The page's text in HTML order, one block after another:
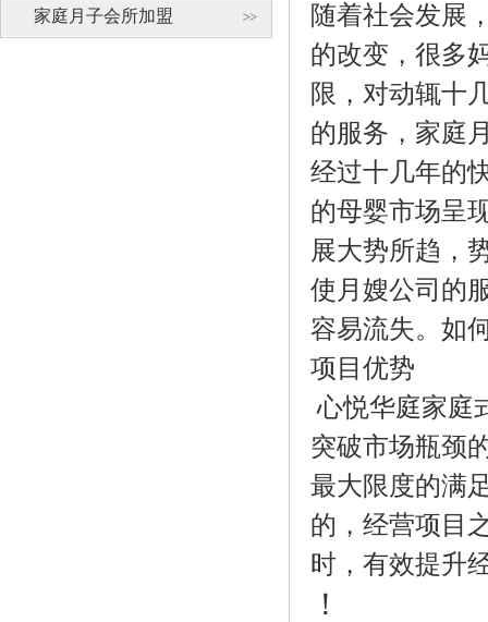
家庭月子会所加盟
随着社会发展
的改变，很多
限，对动辄十
的服务，家庭
经过十几年的
的母婴市场呈
展大势所趋，
使月嫂公司的
容易流失。如
项目优势
心悦华庭家庭
突破市场瓶颈
最大限度的满
的，经营项目
时，有效提升
！